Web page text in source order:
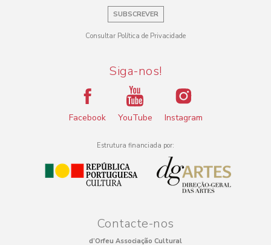
SUBSCREVER
Consultar Política de Privacidade
Siga-nos!
Facebook YouTube Instagram
Estrutura financiada por:
Contacte-nos
d’Orfeu Associação Cultural